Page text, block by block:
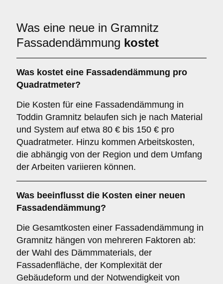
Was eine neue in Gramnitz
Fassadendämmung kostet
Was kostet eine Fassadendämmung pro
Quadratmeter?
Die Kosten für eine Fassadendämmung in
Toddin Gramnitz belaufen sich je nach Material
und System auf etwa 80 € bis 150 € pro
Quadratmeter. Hinzu kommen Arbeitskosten,
die abhängig von der Region und dem Umfang
der Arbeiten variieren können.
Was beeinflusst die Kosten einer neuen
Fassadendämmung?
Die Gesamtkosten einer Fassadendämmung in
Gramnitz hängen von mehreren Faktoren ab:
der Wahl des Dämmmaterials, der
Fassadenfläche, der Komplexität der
Gebäudeform und der Notwendigkeit von